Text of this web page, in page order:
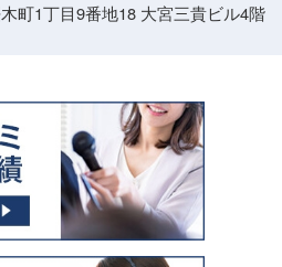
町1丁目9番地18 大宮三貴ビル4階